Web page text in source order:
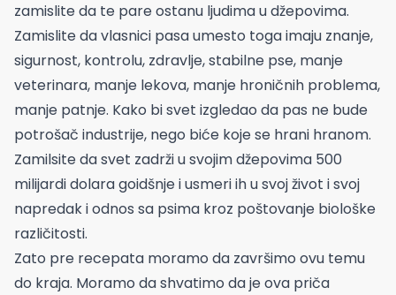
zamislite da te pare ostanu ljudima u džepovima.
Zamislite da vlasnici pasa umesto toga imaju znanje,
sigurnost, kontrolu, zdravlje, stabilne pse, manje
veterinara, manje lekova, manje hroničnih problema,
manje patnje. Kako bi svet izgledao da pas ne bude
potrošač industrije, nego biće koje se hrani hranom.
Zamilsite da svet zadrži u svojim džepovima 500
milijardi dolara goidšnje i usmeri ih u svoj život i svoj
napredak i odnos sa psima kroz poštovanje biološke
različitosti.
Zato pre recepata moramo da završimo ovu temu
do kraja. Moramo da shvatimo da je ova priča